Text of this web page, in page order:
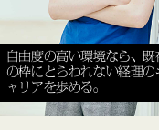
自由度の高い環境なら、既
の枠にとらわれない経理の
ャリアを歩める。